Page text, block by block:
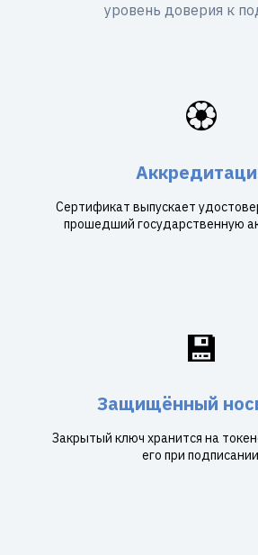
уровень доверия к
🏵️
Сертификат выпускает
прошедший государственную
💾
Защищённый
Закрытый ключ хранится на
его при